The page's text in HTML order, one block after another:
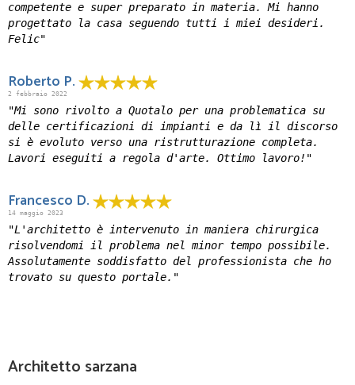
competente e super preparato in materia. Mi hanno
progettato la casa seguendo tutti i miei desideri.
Felic"
Roberto P.
2 febbraio 2022
"Mi sono rivolto a Quotalo per una problematica su
delle certificazioni di impianti e da lì il discorso
si è evoluto verso una ristrutturazione completa.
Lavori eseguiti a regola d'arte. Ottimo lavoro!"
Francesco D.
14 maggio 2023
"L'architetto è intervenuto in maniera chirurgica
risolvendomi il problema nel minor tempo possibile.
Assolutamente soddisfatto del professionista che ho
trovato su questo portale."
Architetto sarzana